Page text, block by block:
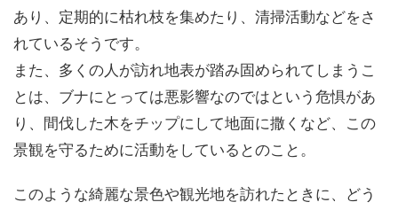
あり、定期的に枯れ枝を集めたり、清掃活動などをさ
れているそうです。
また、多くの人が訪れ地表が踏み固められてしまうこ
とは、ブナにとっては悪影響なのではという危惧があ
り、間伐した木をチップにして地面に撒くなど、この
景観を守るために活動をしているとのこと。
このような綺麗な景色や観光地を訪れたときに、どう